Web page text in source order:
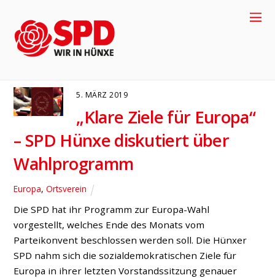
Europawahl 2019
5. MÄRZ 2019
„Klare Ziele für Europa“
– SPD Hünxe diskutiert über
Wahlprogramm
Europa,Ortsverein
Die SPD hat ihr Programm zur Europa-Wahl
vorgestellt, welches Ende des Monats vom
Parteikonvent beschlossen werden soll. Die Hünxer
SPD nahm sich die sozialdemokratischen Ziele für
Europa in ihrer letzten Vorstandssitzung genauer